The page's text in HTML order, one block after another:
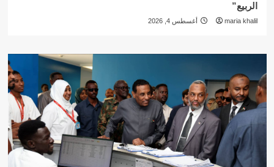
الربيع”
maria khalil أغسطس 4, 2026